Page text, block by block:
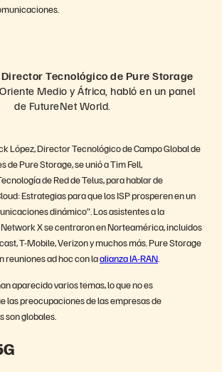
Director Tecnológico de Pure Storage
Medio y África, habló en un panel
de FutureNet World.
López, Director Tecnológico de Campo Global de
de Pure Storage, se unió a Tim Fell,
de Red de Telus, para hablar de
Estrategias para que los ISP prosperen en un
dinámico”. Los asistentes a la
X se centraron en Norteamérica, incluidos
T-Mobile, Verizon y muchos más. Pure Storage
reuniones ad hoc con laalianza IA-RAN
aparecido varios temas, lo que no es
las preocupaciones de las empresas de
globales.